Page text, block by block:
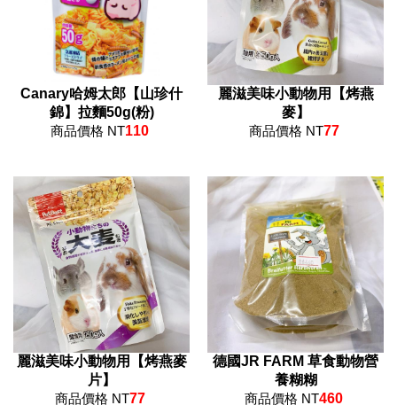
Canary哈姆太郎【山珍什
錦】拉麵50g(粉)
商品價格 NT110
麗滋美味小動物用【烤燕
麥】
商品價格 NT77
麗滋美味小動物用【烤燕麥
片】
商品價格 NT77
德國JR FARM 草食動物營
養糊糊
商品價格 NT460